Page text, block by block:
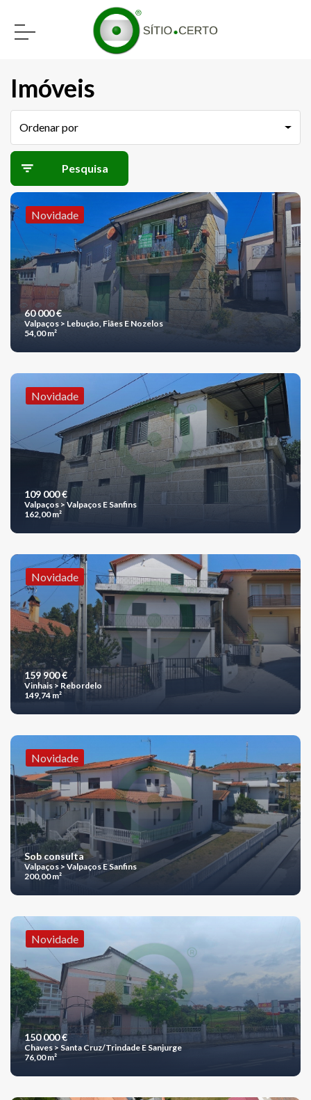
Imóveis
Ordenar por
Pesquisa
avançada
Novidade
60 000 €
Valpaços > Lebução, Fiães E Nozelos
54,00 m²
Novidade
109 000 €
Valpaços > Valpaços E Sanfins
162,00 m²
Novidade
159 900 €
Vinhais > Rebordelo
149,74 m²
Novidade
Sob consulta
Valpaços > Valpaços E Sanfins
200,00 m²
Novidade
150 000 €
Chaves > Santa Cruz/Trindade E Sanjurge
76,00 m²